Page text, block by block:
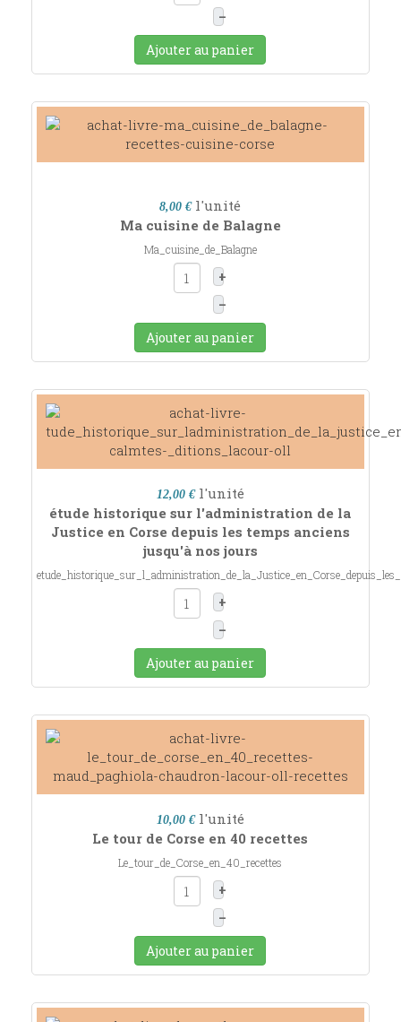
–
Ajouter au panier
8,00 € l'unité
Ma cuisine de Balagne
Ma_cuisine_de_Balagne
+
–
Ajouter au panier
12,00 € l'unité
étude historique sur l'administration de la
Justice en Corse depuis les temps anciens
jusqu'à nos jours
+
–
Ajouter au panier
10,00 € l'unité
Le tour de Corse en 40 recettes
Le_tour_de_Corse_en_40_recettes
+
–
Ajouter au panier